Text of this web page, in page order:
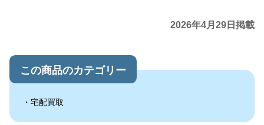
2026年4月29日掲載
この商品のカテゴリー
宅配買取